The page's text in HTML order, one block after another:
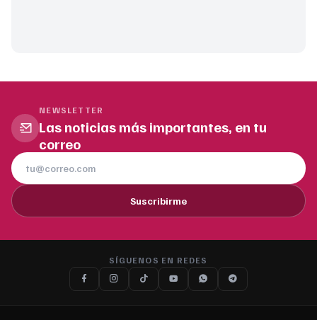
NEWSLETTER
Las noticias más importantes, en tu
correo
Suscribirme
SÍGUENOS EN REDES